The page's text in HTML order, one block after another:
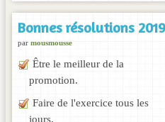
Bonnes résolutions 2019
par mousmousse
Être le meilleur de la
promotion.
Faire de l'exercice tous les
jours.